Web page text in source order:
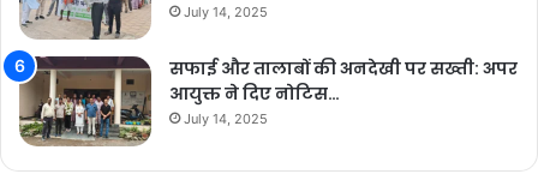
July 14, 2025
सफाई और तालाबों की अनदेखी पर सख्ती: अपर
आयुक्त ने दिए नोटिस…
July 14, 2025